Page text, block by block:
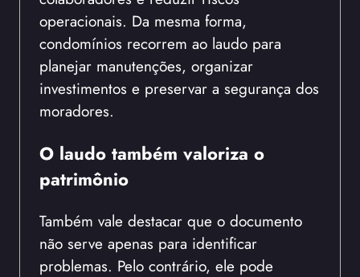
operacionais. Da mesma forma,
condomínios recorrem ao laudo para
planejar manutenções, organizar
investimentos e preservar a segurança dos
moradores.
O laudo também valoriza o
patrimônio
Também vale destacar que o documento
não serve apenas para identificar
problemas. Pelo contrário, ele pode